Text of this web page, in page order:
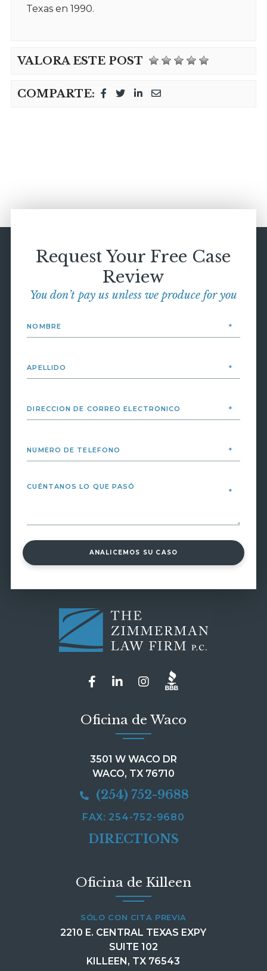
Texas en 1990.
VALORA ESTE POST
COMPARTE:
Request Your Free Case
Review
You don’t pay us unless we produce for you
ANALICEMOS SU CASO
Oficina de Waco
3501 W WACO DR
WACO, TX 76710
(254) 752-9688
FAX: 254-752-9680
DIRECTIONS
Oficina de Killeen
SÓLO CON CITA PREVIA
2210 E. CENTRAL TEXAS EXPY
SUITE 102
KILLEEN, TX 76543